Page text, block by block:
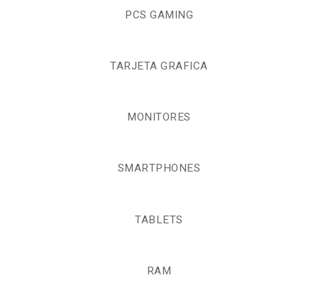
PCS GAMING
TARJETA GRAFICA
MONITORES
SMARTPHONES
TABLETS
RAM